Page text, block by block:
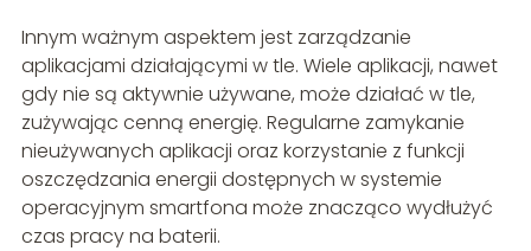
Innym ważnym aspektem jest zarządzanie
aplikacjami działającymi w tle. Wiele aplikacji, nawet
gdy nie są aktywnie używane, może działać w tle,
zużywając cenną energię. Regularne zamykanie
nieużywanych aplikacji oraz korzystanie z funkcji
oszczędzania energii dostępnych w systemie
operacyjnym smartfona może znacząco wydłużyć
czas pracy na baterii.